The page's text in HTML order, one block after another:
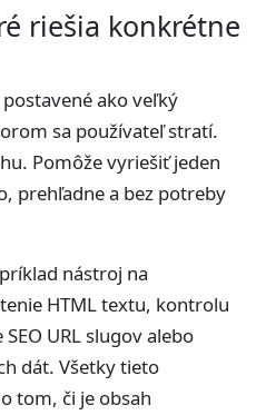
riešia konkrétne
postavené ako veľký
sa používateľ stratí.
Pomôže vyriešiť jeden
prehľadne a bez potreby
nástroj na
HTML textu, kontrolu
URL slugov alebo
dát. Všetky tieto
tom, či je obsah